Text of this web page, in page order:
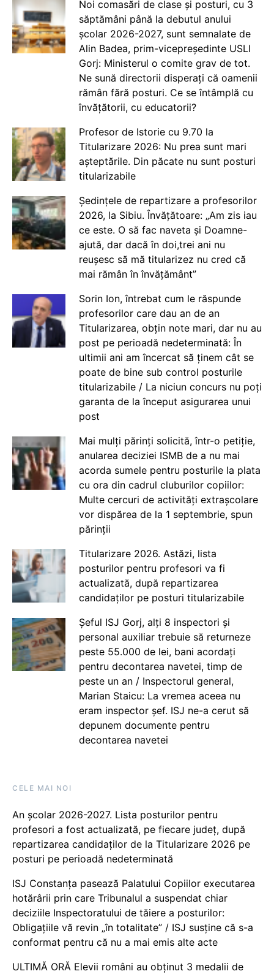
Noi comasări de clase și posturi, cu 3
săptămâni până la debutul anului
școlar 2026-2027, sunt semnalate de
Alin Badea, prim-vicepreședinte USLI
Gorj: Ministerul o comite grav de tot.
Ne sună directorii disperați că oamenii
rămân fără posturi. Ce se întâmplă cu
învățătorii, cu educatorii?
Profesor de Istorie cu 9.70 la
Titularizare 2026: Nu prea sunt mari
așteptările. Din păcate nu sunt posturi
titularizabile
Ședințele de repartizare a profesorilor
2026, la Sibiu. Învățătoare: „Am zis iau
ce este. O să fac naveta și Doamne-
ajută, dar dacă în doi,trei ani nu
reușesc să mă titularizez nu cred că
mai rămân în învățământ”
Sorin Ion, întrebat cum le răspunde
profesorilor care dau an de an
Titularizarea, obțin note mari, dar nu au
post pe perioadă nedeterminată: În
ultimii ani am încercat să ținem cât se
poate de bine sub control posturile
titularizabile / La niciun concurs nu poți
garanta de la început asigurarea unui
post
Mai mulți părinți solicită, într-o petiție,
anularea deciziei ISMB de a nu mai
acorda sumele pentru posturile la plata
cu ora din cadrul cluburilor copiilor:
Multe cercuri de activități extrașcolare
vor dispărea de la 1 septembrie, spun
părinții
Titularizare 2026. Astăzi, lista
posturilor pentru profesori va fi
actualizată, după repartizarea
candidaților pe posturi titularizabile
Șeful ISJ Gorj, alți 8 inspectori și
personal auxiliar trebuie să returneze
peste 55.000 de lei, bani acordați
pentru decontarea navetei, timp de
peste un an / Inspectorul general,
Marian Staicu: La vremea aceea nu
eram inspector șef. ISJ ne-a cerut să
depunem documente pentru
decontarea navetei
CELE MAI NOI
An școlar 2026-2027. Lista posturilor pentru
profesori a fost actualizată, pe fiecare județ, după
repartizarea candidaților de la Titularizare 2026 pe
posturi pe perioadă nedeterminată
ISJ Constanța pasează Palatului Copiilor executarea
hotărârii prin care Tribunalul a suspendat chiar
deciziile Inspectoratului de tăiere a posturilor:
Obligațiile vă revin „în totalitate” / ISJ susține că s-a
conformat pentru că nu a mai emis alte acte
ULTIMĂ ORĂ Elevii români au obținut 3 medalii de